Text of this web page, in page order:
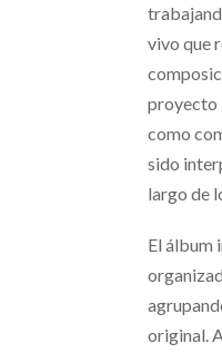
vivo que
proyecto
como
sido
largo de
El álbum
original.